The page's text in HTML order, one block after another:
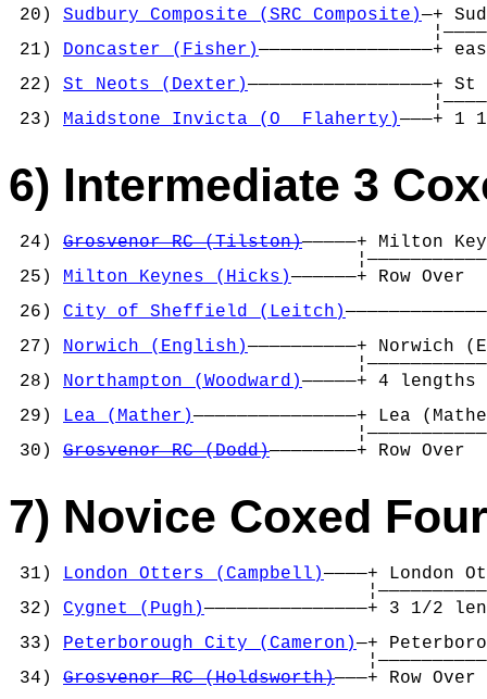
20) Sudbury Composite (SRC Composite)—+
21) Doncaster (Fisher)
22) St Neots (Dexter)
23) Maidstone Invicta (O  Flaherty)
6) Intermediate 3
24) Grosvenor RC (Tilston)—————+
25) Milton Keynes (Hicks)——————+ Row
26) City of Sheffield (Leitch)
27) Norwich (English)——————————+
28) Northampton (Woodward)—————+ 4
29) Lea (Mather)
30) Grosvenor RC (Dodd)
7) Novice Coxed
31) London Otters (Campbell)————+
32) Cygnet (Pugh)
33) Peterborough City (Cameron)—+
34) Grosvenor RC (Holdsworth)———+